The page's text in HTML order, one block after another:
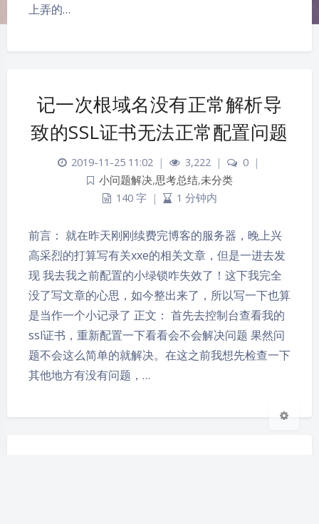
夜间模式
Sans Serif Serif
浅阴影 深阴影
上弄的…
记一次根域名没有正常解析导
致的SSL证书无法正常配置问题
2019-11-25 11:02 | 3,222 | 0
|
小问题解决,思考总结,未分类
140 字
| 1 分钟内
前言： 就在昨天刚刚续费完博客的服务器，晚上兴
高采烈的打算写有关xxe的相关文章，但是一进去发
现 我去我之前配置的小绿锁咋失效了！这下我完全
没了写文章的心思，如今整出来了，所以写一下也算
是当作一个小记录了 正文： 首先去控制台查看我的
ssl证书，重新配置一下看看会不会解决问题 果然问
题不会这么简单的就解决。在这之前我想先检查一下
其他地方有没有问题，…